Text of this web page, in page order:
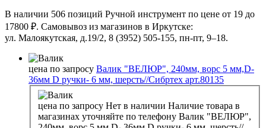
В наличии 506 позиций Ручной инструмент по цене от 19 до
17800 ₽. Самовывоз из магазинов в Иркутске:
ул. Малоякутская, д.19/2, 8 (3952) 505-155, пн-пт, 9–18.
цена по запросу Валик "ВЕЛЮР", 240мм, ворс 5 мм,D-
36мм D ручки- 6 мм, шерсть//Сибртех арт.80135
цена по запросу Нет в наличии Наличие товара в
магазинах уточняйте по телефону Валик "ВЕЛЮР",